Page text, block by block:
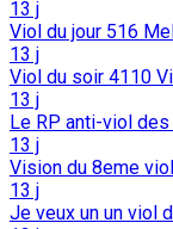
13 j
Viol du jour 516
13 j
Viol du soir 4110
13 j
Le RP anti-viol
13 j
Vision du 8eme
13 j
Je veux un un viol